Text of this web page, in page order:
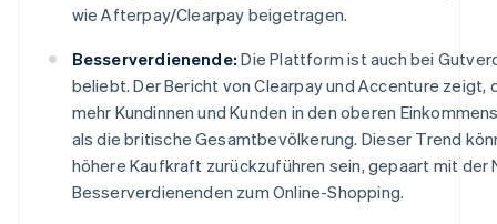
wie Afterpay/Clearpay beigetragen.
Besserverdienende: Die Plattform ist auch bei
beliebt. Der Bericht von Clearpay und Accenture zeigt,
mehr Kundinnen und Kunden in den oberen
als die britische Gesamtbevölkerung. Dieser Trend
höhere Kaufkraft zurückzuführen sein, gepaart mit der
Besserverdienenden zum Online-Shopping.